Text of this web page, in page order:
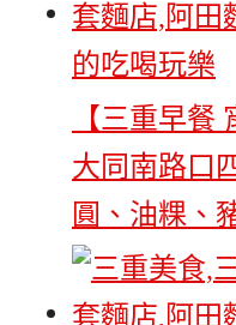
【三重早餐
大同南路口
圓、油粿、